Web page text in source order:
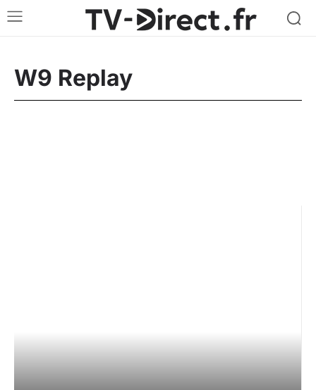
W9 Replay